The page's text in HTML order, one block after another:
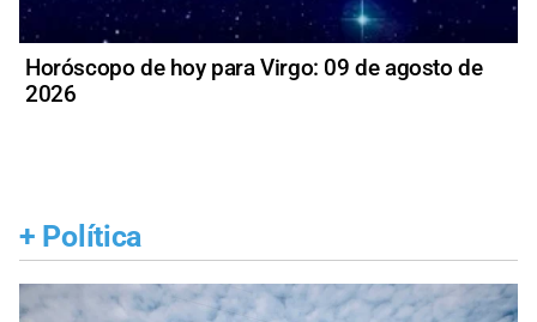
Horóscopo de hoy para Virgo: 09 de agosto de
2026
+ Política